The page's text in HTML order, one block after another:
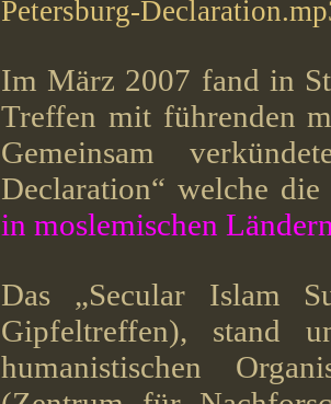
Petersburg-
Im März 2007 fand in
Treffen mit führenden
Gemeinsam
Declaration“ welche
in moslemischen
Das „Secular Islam
Gipfeltreffen), stand
humanistischen